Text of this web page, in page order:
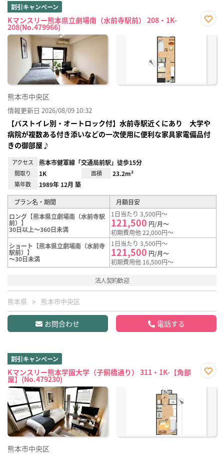
割引キャンペーン
Kマンスリー熊本県立劇場南（水前寺駅前） 208・1K-
208(No.479966)
に入
熊本市中央区
情報更新日 2026/08/09 10:32
【バストイレ別・オートロック付】水前寺駅近くにあり 大学や
病院が複数ある付き添いなどの一次使用に便利な家具家電備品付
きの御部屋♪
アクセス 熊本市健軍線「交通局前駅」徒歩15分
間取り 1K 面積 23.2m²
築年数 1989年 12月 築
プラン名・期間
月額目安
ロング【熊本県立劇場南（水前寺駅
前）】
30日以上～360日未満
1日当たり 3,500円～
121,500 円/月～
初期費用他 22,000円～
ショート【熊本県立劇場南（水前寺
駅前）】
～30日未満
1日当たり 3,500円～
121,500 円/月～
初期費用他 16,500円～
法人契約歓迎
熊本県 熊本市中央区
お問合わせ 電話する
割引キャンペーン
Kマンスリー熊本学園大学（子飼橋通り） 311・1K-【角部
屋】(No.479230)
に入
熊本市中央区